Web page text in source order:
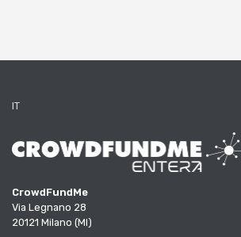
IT
CrowdFundMe
Via Legnano 28
20121 Milano (MI)